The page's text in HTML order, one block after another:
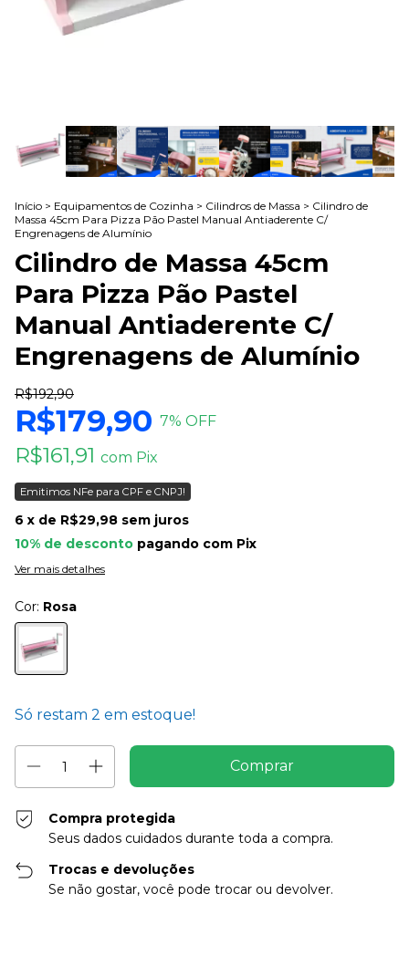
Início > Equipamentos de Cozinha > Cilindros de Massa > Cilindro de
Massa 45cm Para Pizza Pão Pastel Manual Antiaderente C/
Engrenagens de Alumínio
Cilindro de Massa 45cm
Para Pizza Pão Pastel
Manual Antiaderente C/
Engrenagens de Alumínio
R$192,90
R$179,90 7% OFF
R$161,91 com Pix
Emitimos NFe para CPF e CNPJ!
6 x de R$29,98 sem juros
10% de desconto pagando com Pix
Ver mais detalhes
Cor: Rosa
Só restam 2 em estoque!
Compra protegida
Seus dados cuidados durante toda a compra.
Trocas e devoluções
Se não gostar, você pode trocar ou devolver.